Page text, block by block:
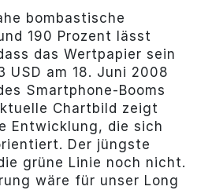
bombastische
190 Prozent lässt
das Wertpapier sein
USD am 18. Juni 2008
Smartphone-Booms
Chartbild zeigt
Entwicklung, die sich
Der jüngste
grüne Linie noch nicht.
wäre für unser Long